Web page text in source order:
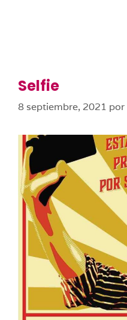
Selfie
8 septiembre, 2021 por